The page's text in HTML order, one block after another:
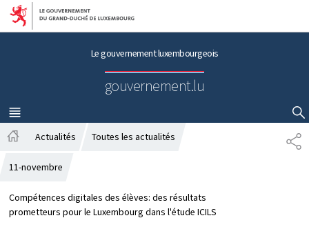
Aller au menu principal
Aller au contenu
Le gouvernement luxembourgeois
gouvernement.lu
MENU
PRINCIPAL
AFFICHER / MASQUER LA RECHERCHE
P
A
c
u
Actualités Toutes les actualités
11-novembre
Compétences digitales des élèves: des résultats
prometteurs pour le Luxembourg dans l'étude ICILS